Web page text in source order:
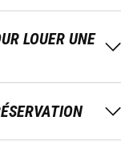
LOUER UNE